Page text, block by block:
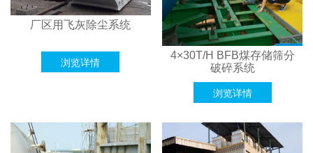
厂区用飞灰除尘系统
浏览详情
4×30T/H BFB煤存储筛分
破碎系统
浏览详情